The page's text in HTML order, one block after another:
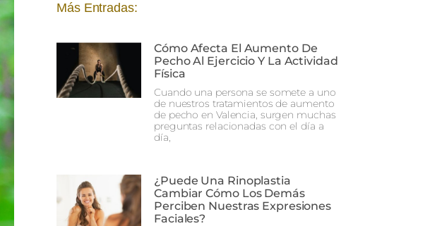
Más Entradas:
Cómo Afecta El Aumento De
Pecho Al Ejercicio Y La Actividad
Física
Cuando una persona se somete a uno
de nuestros tratamientos de aumento
de pecho en Valencia, surgen muchas
preguntas relacionadas con el día a
día,
¿Puede Una Rinoplastia
Cambiar Cómo Los Demás
Perciben Nuestras Expresiones
Faciales?